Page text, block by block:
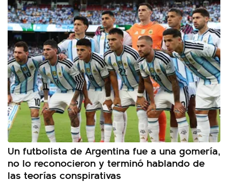
Un futbolista de Argentina fue a una gomería,
no lo reconocieron y terminó hablando de
las teorías conspirativas